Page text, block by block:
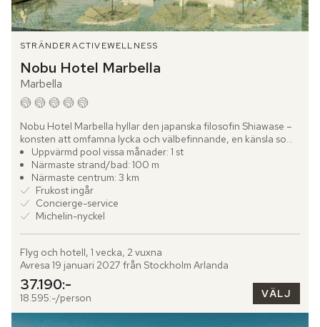
STRÄNDERACTIVEWELLNESS
Nobu Hotel Marbella
Marbella
Nobu Hotel Marbella hyllar den japanska filosofin Shiawase –
konsten att omfamna lycka och välbefinnande, en känsla som
genomsyrar varje detalj på hotellet. Beläget vid det...
Uppvärmd pool vissa månader: 1 st
Närmaste strand/bad: 100 m
Närmaste centrum: 3 km
Frukost ingår
Concierge-service
Michelin-nyckel
Flyg och hotell, 1 vecka, 2 vuxna
Avresa 19 januari 2027 från Stockholm Arlanda
37.190:-
18.595:-/person VÄLJ